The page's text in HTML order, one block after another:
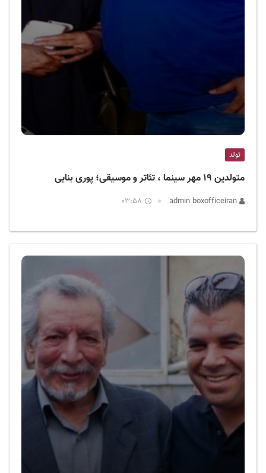
تولد
متولدین ۱۹ مهر سینما ، تئاتر و موسیقی؛ پوری بنایی
03:58